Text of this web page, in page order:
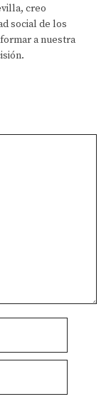
creo
social de los
a nuestra